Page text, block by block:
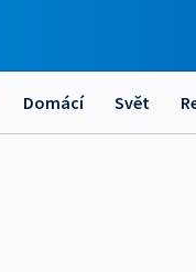
Domácí Svět